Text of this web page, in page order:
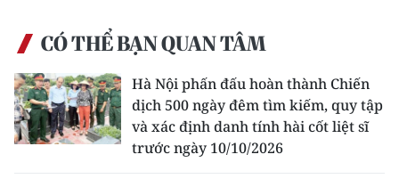
Duyên hải Nam Trung Bộ và Tây
Nguyên
Đông Nam Bộ
Đồng bằng sông Cửu Long
CÓ THỂ BẠN QUAN TÂM
Hà Nội phấn đấu hoàn thành Chiến
dịch 500 ngày đêm tìm kiếm, quy tập
và xác định danh tính hài cốt liệt sĩ
trước ngày 10/10/2026